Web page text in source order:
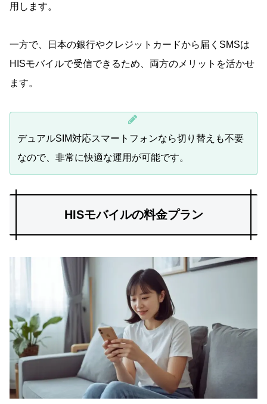
用します。
一方で、日本の銀行やクレジットカードから届くSMSは
HISモバイルで受信できるため、両方のメリットを活かせ
ます。
デュアルSIM対応スマートフォンなら切り替えも不要
なので、非常に快適な運用が可能です。
HISモバイルの料金プラン